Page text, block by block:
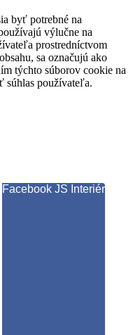
byť potrebné na
výlučne na
prostredníctvom
sa označujú ako
týchto súborov cookie na
súhlas používateľa.
Facebook JS Interiér